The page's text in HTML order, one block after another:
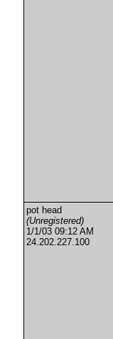
pot head
(Unregistered)
1/1/03 09:12 AM
24.202.227.100